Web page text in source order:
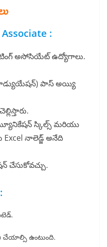
:
అసోసియేట్ ఉద్యోగాలు.
పాస్ అయ్యి
స్కిల్స్ మరియు
నాలెడ్జ్ అనేది
చేసుకోవచ్చు.
ఉంటుంది.